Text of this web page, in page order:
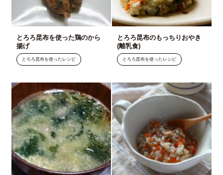
とろろ昆布を使った鶏のから
揚げ
とろろ昆布を使ったレシピ
とろろ昆布のもっちりおやき
(離乳食)
とろろ昆布を使ったレシピ